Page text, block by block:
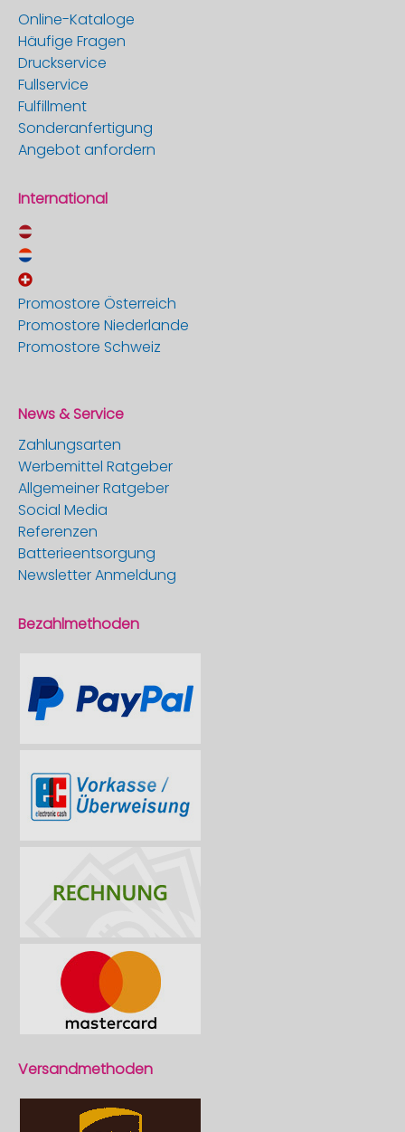
Online-Kataloge
Häufige Fragen
Druckservice
Fullservice
Fulfillment
Sonderanfertigung
Angebot anfordern
International
Promostore Österreich
Promostore Niederlande
Promostore Schweiz
News & Service
Zahlungsarten
Werbemittel Ratgeber
Allgemeiner Ratgeber
Social Media
Referenzen
Batterieentsorgung
Newsletter Anmeldung
Bezahlmethoden
Versandmethoden